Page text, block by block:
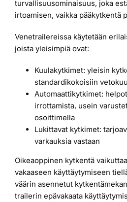
turvallisuusominaisuus, joka
irtoamisen, vaikka pääkytkentä
Venetrailereissa käytetään
joista yleisimpiä ovat:
Kuulakytkimet: yleisin
standardikokoisiin
Automaattikytkimet:
irrottamista, usein
osoittimella
Lukittavat kytkimet:
varkauksia vastaan
Oikeaoppinen kytkentä
vakaaseen käyttäytymiseen
väärin asennetut
trailerin epävakaata